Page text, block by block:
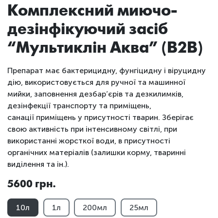
Комплексний миючо-
дезінфікуючий засіб
“Мультиклін Аква” (B2B)
Препарат має бактерицидну, фунгіцидну і віруцидну
дію, використовується для ручної та машинної
мийки, заповнення дезбар’єрів та дезкилимків,
дезінфекції транспорту та приміщень,
санації приміщень у присутності тварин. Зберігає
свою активність при інтенсивному світлі, при
використанні жорсткої води, в присутності
органічних матеріалів (залишки корму, тваринні
виділення та ін.).
5600 грн.
10л 1л 200мл 25мл